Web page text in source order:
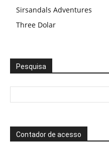
Sirsandals Adventures
Three Dolar
Pesquisa
Contador de acesso